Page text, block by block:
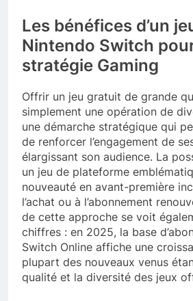
Les bénéfices d’un
Nintendo Switch
stratégie Gaming
Offrir un jeu gratuit de grande
simplement une opération de
une démarche stratégique qui
de renforcer l’engagement de
élargissant son audience. La
un jeu de plateforme
nouveauté en avant-première
l’achat ou à l’abonnement
de cette approche se voit
chiffres : en 2025, la base
Switch Online affiche une
plupart des nouveaux venus
qualité et la diversité des jeux